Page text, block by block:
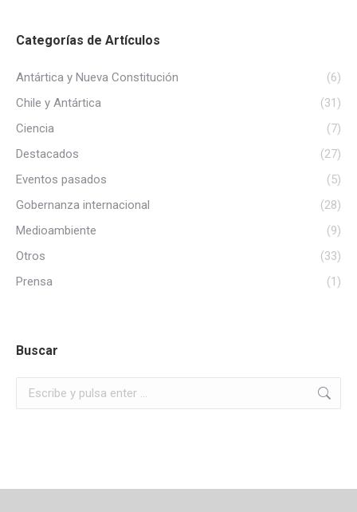
Categorías de Artículos
Antártica y Nueva Constitución
(6)
Chile y Antártica
(31)
Ciencia
(7)
Destacados
(27)
Eventos pasados
(5)
Gobernanza internacional
(28)
Medioambiente
(9)
Otros
(33)
Prensa
(1)
Buscar
Buscar: